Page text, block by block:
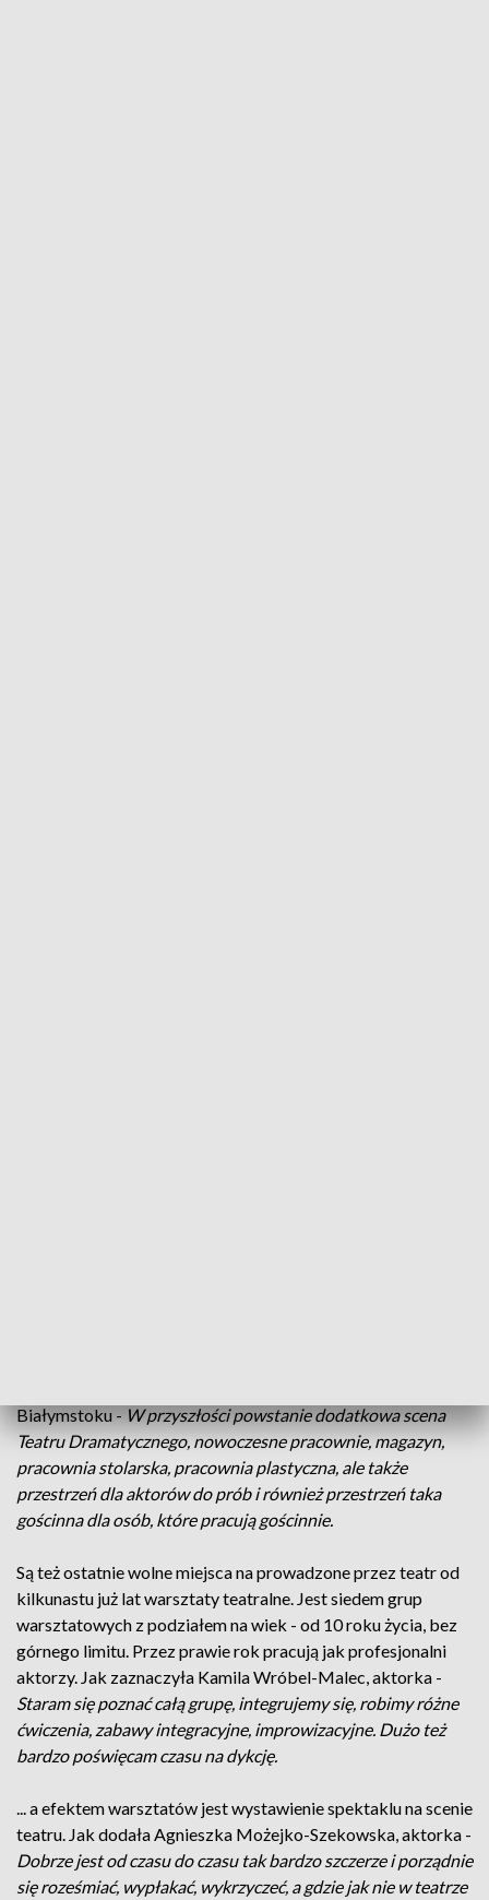
Białymstoku - W przyszłości powstanie dodatkowa scena
Teatru Dramatycznego, nowoczesne pracownie, magazyn,
pracownia stolarska, pracownia plastyczna, ale także
przestrzeń dla aktorów do prób i również przestrzeń taka
gościnna dla osób, które pracują gościnnie.
Są też ostatnie wolne miejsca na prowadzone przez teatr od
kilkunastu już lat warsztaty teatralne. Jest siedem grup
warsztatowych z podziałem na wiek - od 10 roku życia, bez
górnego limitu. Przez prawie rok pracują jak profesjonalni
aktorzy. Jak zaznaczyła Kamila Wróbel-Malec, aktorka -
Staram się poznać całą grupę, integrujemy się, robimy różne
ćwiczenia, zabawy integracyjne, improwizacyjne. Dużo też
bardzo poświęcam czasu na dykcję.
... a efektem warsztatów jest wystawienie spektaklu na scenie
teatru. Jak dodałaAgnieszka Możejko-Szekowska, aktorka -
Dobrze jest od czasu do czasu tak bardzo szczerze i porządnie
się roześmiać, wypłakać, wykrzyczeć, a gdzie jak nie w teatrze